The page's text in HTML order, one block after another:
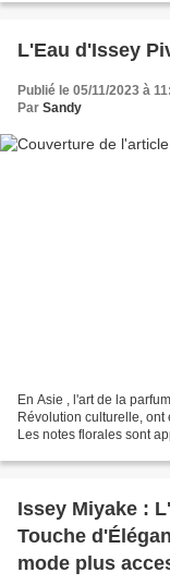
L'Eau d'Issey
Publié le 05/11/2023 à
Par Sandy
En Asie , l'art de la
Révolution culturelle, ont
Les notes florales sont
Issey Miyake :
Touche
mode plus